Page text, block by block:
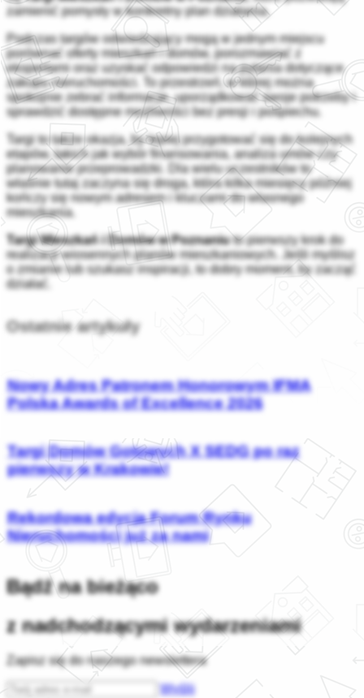
zamienić pomysły w konkretny plan działania.
Podczas targów odwiedzający mogą w jednym miejscu
porównać oferty mieszkań i domów, porozmawiać z
ekspertami oraz uzyskać odpowiedzi na pytania dotyczące
zakupu nieruchomości. To przestrzeń, w której można
spokojnie zebrać informacje, uporządkować swoje potrzeby i
sprawdzić dostępne możliwości bez presji i pośpiechu.
Targi to także okazja, by lepiej przygotować się do kolejnych
etapów, takich jak wybór finansowania, analiza umów czy
planowanie przeprowadzki. Dla wielu uczestników to
właśnie tutaj zaczyna się droga, która kilka miesięcy później
kończy się nowym adresem i kluczami do własnego
mieszkania.
Targi Mieszkań i Domów w Poznaniuto pierwszy krok do
realizacji wiosennych planów mieszkaniowych. Jeśli myślisz
o zmianie lub szukasz inspiracji, to dobry moment, by zacząć
działać.
Ostatnie artykuły
Nowy Adres Patronem Honorowym IFMA
Polska Awards of Excellence 2026
Targi Domów Gotowych X SEDG po raz
pierwszy w Krakowie!
Rekordowa edycja Forum Rynku
Nieruchomości już za nami
Bądź na bieżąco
z nadchodzącymi wydarzeniami
Zapisz się do naszego newslettera
Wyślij